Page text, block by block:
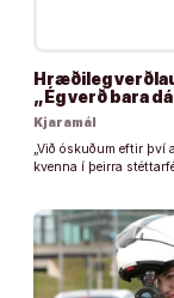
Hræðileg
„Ég verð bara
Kjaramál
„Við óskuðum eftir
kvenna í þeirra